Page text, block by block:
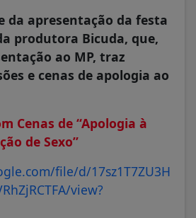
da apresentação da festa
produtora Bicuda, que,
ao MP, traz
e cenas de apologia ao
Cenas de “Apologia à
de Sexo”
file/d/17sz1T7ZU3H
view?